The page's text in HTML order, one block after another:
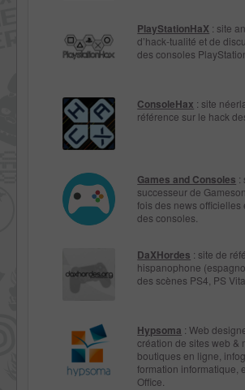
PlayStationHaX : site
d’hack-tualité et de
des consoles
ConsoleHax : site
référence sur le hack
Games and Consoles :
successeur de
fois des news officielles
des consoles.
DaXHordes : site de
hispanophone
des scènes PS4, PS
Hypsoma : Web
création de sites web &
boutiques en ligne,
formation informatique,
Office.